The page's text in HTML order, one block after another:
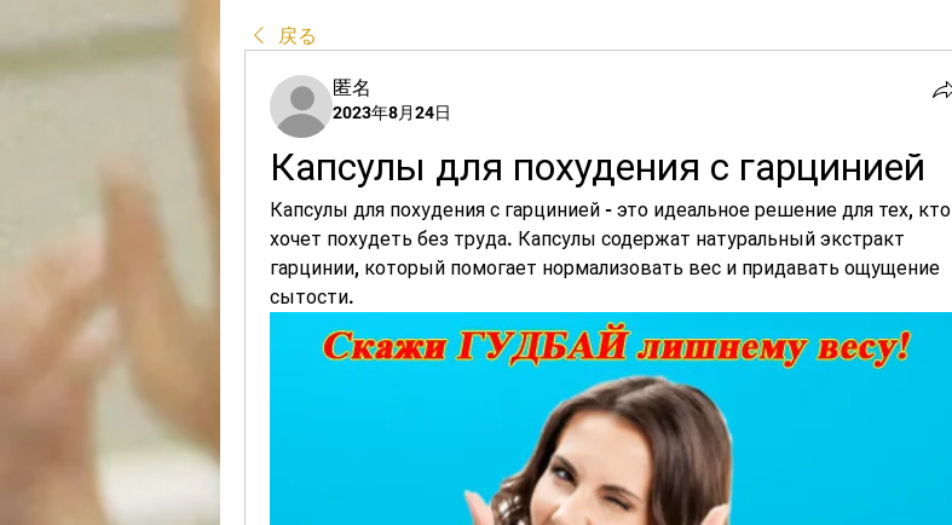
戻る
匿名
2023年8月24日
Капсулы для похудения с гарцинией
Капсулы для похудения с гарцинией - это идеальное решение для тех, кто
хочет похудеть без труда. Капсулы содержат натуральный экстракт
гарцинии, который помогает нормализовать вес и придавать ощущение
сытости.